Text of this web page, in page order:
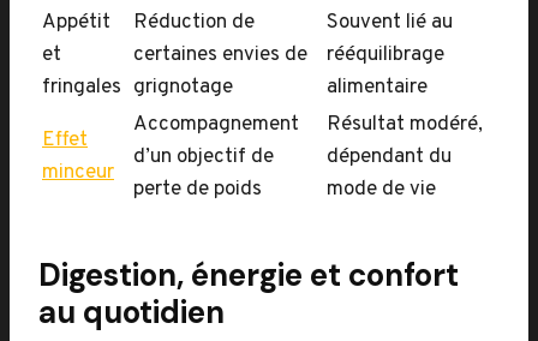
Appétit
et
fringales
Réduction de
certaines envies de
grignotage
Souvent lié au
rééquilibrage
alimentaire
Effet
minceur
Accompagnement
d’un objectif de
perte de poids
Résultat modéré,
dépendant du
mode de vie
Digestion, énergie et confort
au quotidien